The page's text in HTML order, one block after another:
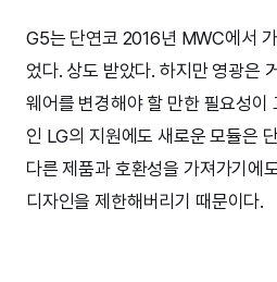
G5는 단연코 2016년 MWC에서
었다. 상도 받았다. 하지만 영광은
웨어를 변경해야 할 만한 필요성이
인 LG의 지원에도 새로운 모듈은
다른 제품과 호환성을 가져가기에
디자인을 제한해버리기 때문이다.